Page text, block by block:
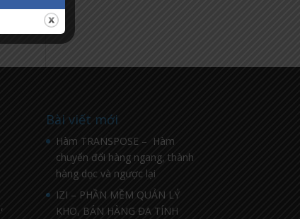
Bài viết mới
Hàm TRANSPOSE – Hàm
chuyển đổi hàng ngang, thành
hàng dọc và ngược lại
IZI – PHẦN MỀM QUẢN LÝ
KHO, BÁN HÀNG ĐA TÍNH